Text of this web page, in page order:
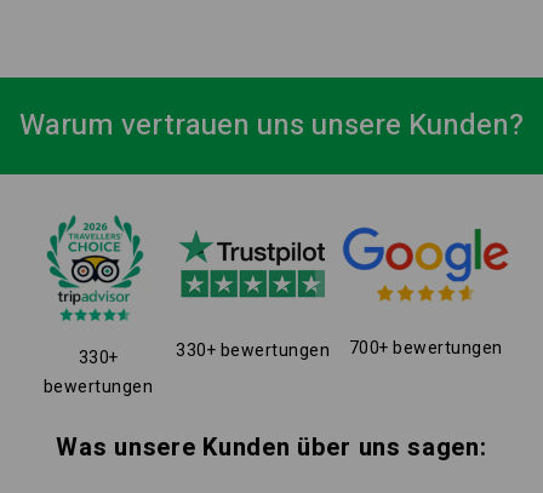
Warum vertrauen uns unsere Kunden?
330+
bewertungen
330+ bewertungen 700+ bewertungen
Was unsere Kunden über uns sagen: